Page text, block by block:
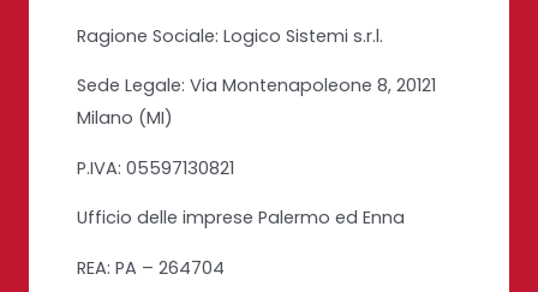
Ragione Sociale: Logico Sistemi s.r.l.
Sede Legale: Via Montenapoleone 8, 20121
Milano (MI)
P.IVA: 05597130821
Ufficio delle imprese Palermo ed Enna
REA: PA – 264704